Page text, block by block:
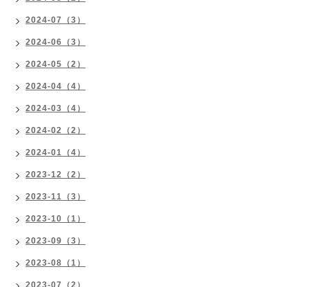
2024-07（3）
2024-06（3）
2024-05（2）
2024-04（4）
2024-03（4）
2024-02（2）
2024-01（4）
2023-12（2）
2023-11（3）
2023-10（1）
2023-09（3）
2023-08（1）
2023-07（2）